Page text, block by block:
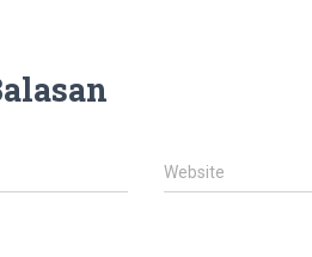
Website